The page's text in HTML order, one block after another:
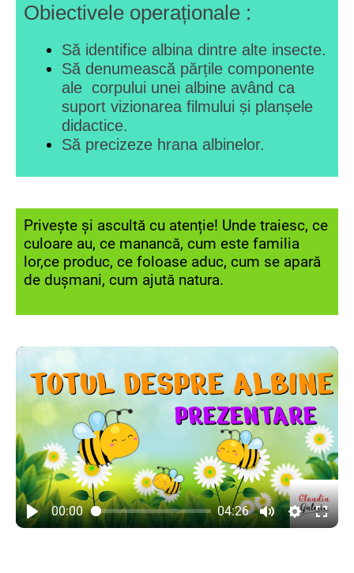
Obiectivele operaționale :
Să identifice albina dintre alte insecte.
Să denumească părțile componente
ale corpului unei albine având ca
suport vizionarea filmului și planșele
didactice.
Să precizeze hrana albinelor.
Privește și ascultă cu atenție! Unde traiesc, ce
culoare au, ce manancă, cum este familia
lor,ce produc, ce foloase aduc, cum se apară
de dușmani, cum ajută natura.
00:00 04:26